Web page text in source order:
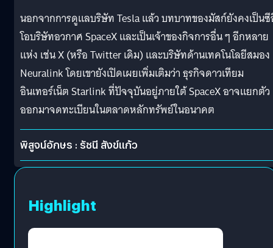
นอกจากการดูแลบริษัท Tesla แล้ว บทบาทของมัสก์ยังคงเป็น
โอบริษัทอวกาศ SpaceX และเป็นเจ้าของกิจการอื่น ๆ อีกหลาย
แห่ง เช่น X (หรือ Twitter เดิม) และบริษัทด้านเทคโนโลยีสมอง
Neuralink โดยเขายังเปิดเผยเพิ่มเติมว่า ธุรกิจดาวเทียม
อินเทอร์เน็ต Starlink ที่ปัจจุบันอยู่ภายใต้ SpaceX อาจแยกตัว
ออกมาจดทะเบียนในตลาดหลักทรัพย์ในอนาคต
พิสูจน์อักษร : รัชนี สังข์แก้ว
Highlight